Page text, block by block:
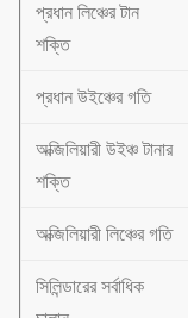
প্রধান লিঞ্চের টান
শক্তি
প্রধান উইঞ্চের গতি
অক্জিলিয়ারী উইঞ্চ টানার
শক্তি
অক্জিলিয়ারী লিঞ্চের গতি
সিলিন্ডারের সর্বাধিক